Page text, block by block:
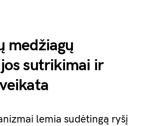
medžiagų
sutrikimai ir
lemia sudėtingą ryšį